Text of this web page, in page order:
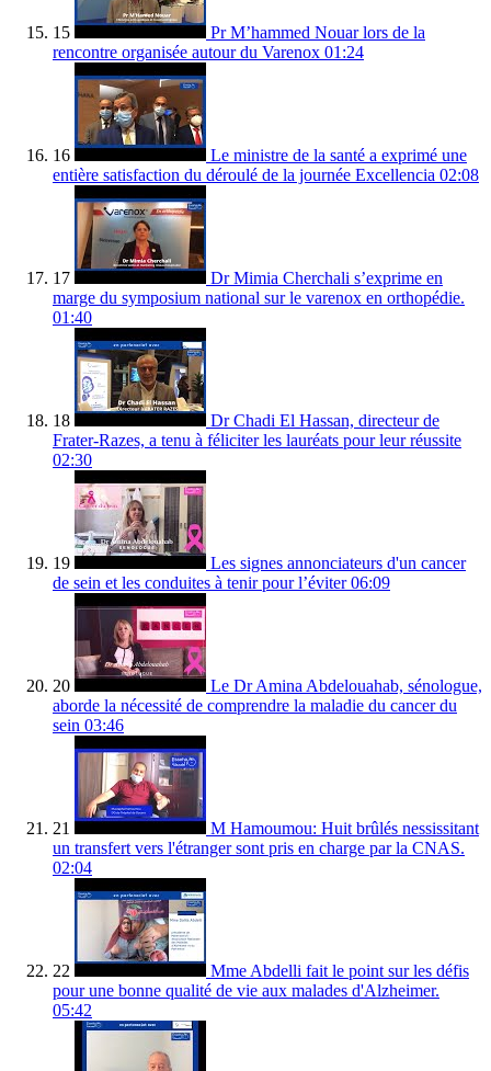
15
Pr M’hammed Nouar lors de la
rencontre organisée autour du Varenox 01:24
16
Le ministre de la santé a exprimé une
entière satisfaction du déroulé de la journée Excellencia 02:08
17
Dr Mimia Cherchali s’exprime en
marge du symposium national sur le varenox en orthopédie.
01:40
18
Dr Chadi El Hassan, directeur de
Frater-Razes, a tenu à féliciter les lauréats pour leur réussite
02:30
19
Les signes annonciateurs d'un cancer
de sein et les conduites à tenir pour l’éviter 06:09
20
Le Dr Amina Abdelouahab, sénologue,
aborde la nécessité de comprendre la maladie du cancer du
sein 03:46
21
M Hamoumou: Huit brûlés nessissitant
un transfert vers l'étranger sont pris en charge par la CNAS.
02:04
22
Mme Abdelli fait le point sur les défis
pour une bonne qualité de vie aux malades d'Alzheimer.
05:42